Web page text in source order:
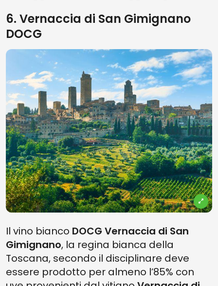
6. Vernaccia di San Gimignano
DOCG
Il vino bianco DOCG Vernaccia di San
Gimignano, la regina bianca della
Toscana, secondo il disciplinare deve
essere prodotto per almeno l’85% con